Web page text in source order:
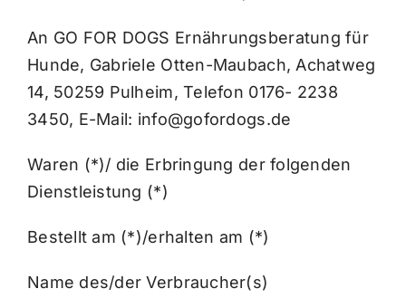
An GO FOR DOGS Ernährungsberatung für
Hunde, Gabriele Otten-Maubach, Achatweg
14, 50259 Pulheim, Telefon 0176- 2238
3450, E-Mail: info@gofordogs.de
Waren (*)/ die Erbringung der folgenden
Dienstleistung (*)
Bestellt am (*)/erhalten am (*)
Name des/der Verbraucher(s)